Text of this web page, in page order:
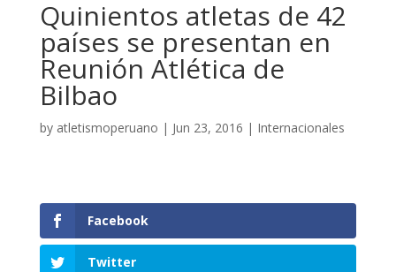
Quinientos atletas de 42
países se presentan en
Reunión Atlética de
Bilbao
by atletismoperuano | Jun 23, 2016 | Internacionales
Facebook
Twitter